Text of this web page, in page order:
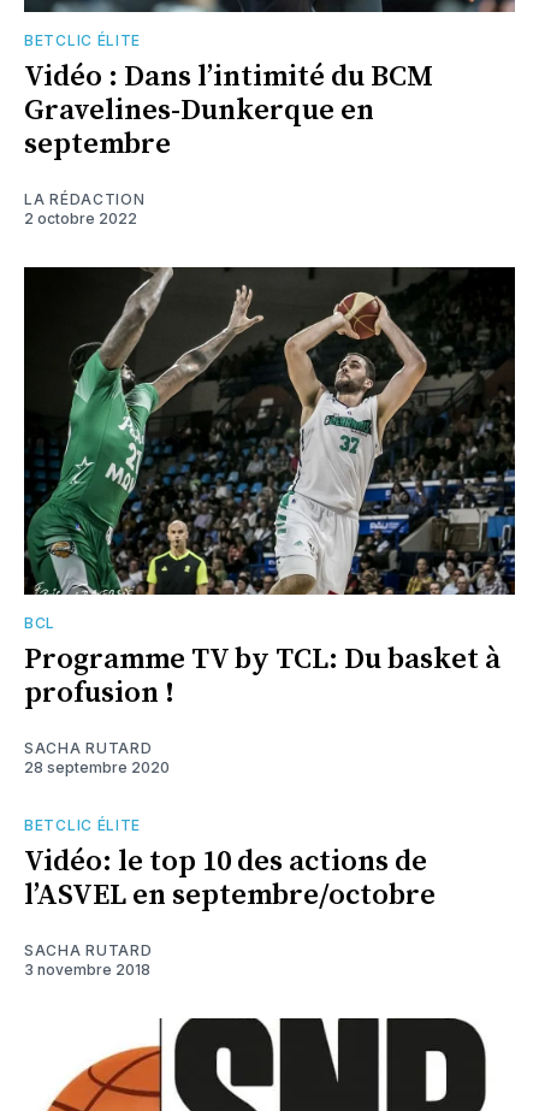
BETCLIC ÉLITE
Vidéo : Dans l’intimité du BCM
Gravelines-Dunkerque en
septembre
LA RÉDACTION
2 octobre 2022
BCL
Programme TV by TCL: Du basket à
profusion !
SACHA RUTARD
28 septembre 2020
BETCLIC ÉLITE
Vidéo: le top 10 des actions de
l’ASVEL en septembre/octobre
SACHA RUTARD
3 novembre 2018